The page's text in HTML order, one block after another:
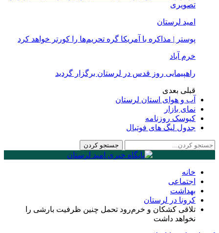
تصویری
امید لرستان
پوستر | مذاکره با آمریکا گره تحریم‌ها را کورتر خواهد کرد
خرم آباد
راهپیمایی روز قدس در لرستان برگزار گردید
قبلی بعدی
آب و هوای استان لرستان
نمای بازار
کیوسک روزنامه
جدول لیگ های فوتبال
خانه
اجتماعی
بهداشت
کرونا در لرستان
تلاقی کشکان و خرم‌رود تحمل چنین ظرفیت بارشی را
نخواهد داشت